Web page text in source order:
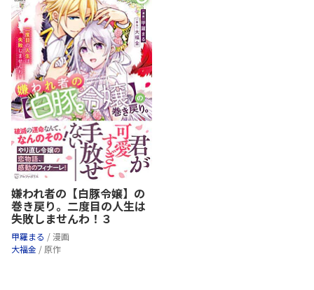
嫌われ者の【白豚令嬢】の
巻き戻り。二度目の人生は
失敗しませんわ！３
甲羅まる / 漫画
大福金 / 原作